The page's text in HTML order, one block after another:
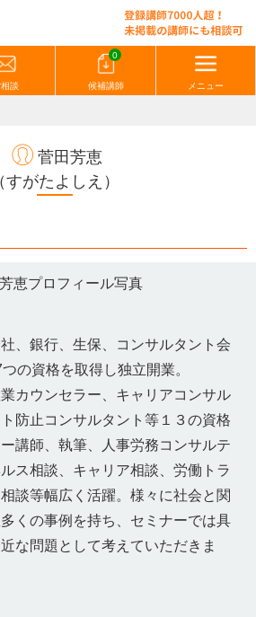
相談
0
候補講師 メニュー
菅田芳恵
（すがたよしえ）
、銀行、生保、コンサルタント会
の資格を取得し独立開業。
カウンセラー、キャリアコンサル
防止コンサルタント等１３の資格
講師、執筆、人事労務コンサルテ
ス相談、キャリア相談、労働トラ
談等幅広く活躍。様々に社会と関
くの事例を持ち、セミナーでは具
な問題として考えていただきま